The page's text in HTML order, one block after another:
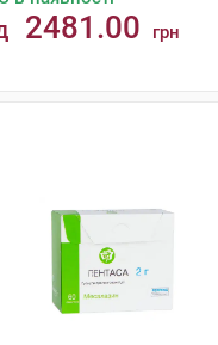
2481.00 грн